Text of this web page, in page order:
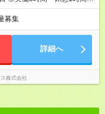
募集
詳細へ
株式会社